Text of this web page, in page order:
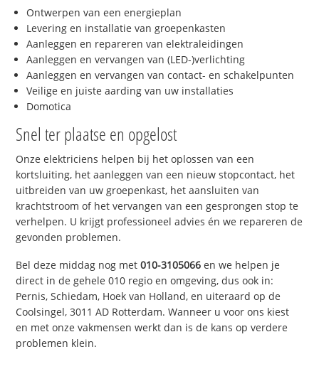
Ontwerpen van een energieplan
Levering en installatie van groepenkasten
Aanleggen en repareren van elektraleidingen
Aanleggen en vervangen van (LED-)verlichting
Aanleggen en vervangen van contact- en schakelpunten
Veilige en juiste aarding van uw installaties
Domotica
Snel ter plaatse en opgelost
Onze elektriciens helpen bij het oplossen van een
kortsluiting, het aanleggen van een nieuw stopcontact, het
uitbreiden van uw groepenkast, het aansluiten van
krachtstroom of het vervangen van een gesprongen stop te
verhelpen. U krijgt professioneel advies én we repareren de
gevonden problemen.
Bel deze middag nog met010-3105066 en we helpen je
direct in de gehele 010 regio en omgeving, dus ook in:
Pernis, Schiedam, Hoek van Holland, en uiteraard op de
Coolsingel, 3011 AD Rotterdam. Wanneer u voor ons kiest
en met onze vakmensen werkt dan is de kans op verdere
problemen klein.